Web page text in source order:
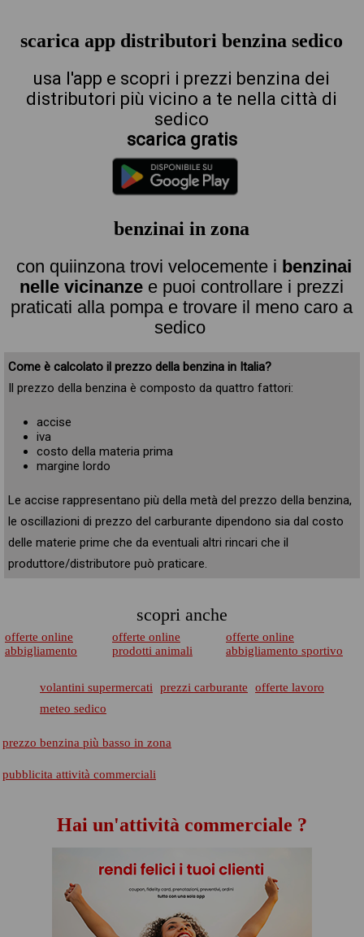
scarica app distributori benzina sedico
usa l'app e scopri i prezzi benzina dei
distributori più vicino a te nella città di
sedico
scarica gratis
benzinai in zona
con quiinzona trovi velocemente i benzinai
nelle vicinanze e puoi controllare i prezzi
praticati alla pompa e trovare il meno caro a
sedico
Come è calcolato il prezzo della benzina in Italia?
Il prezzo della benzina è composto da quattro fattori:
accise
iva
costo della materia prima
margine lordo
Le accise rappresentano più della metà del prezzo della benzina,
le oscillazioni di prezzo del carburante dipendono sia dal costo
delle materie prime che da eventuali altri rincari che il
produttore/distributore può praticare.
scopri anche
offerte online
abbigliamento
offerte online
prodotti animali
offerte online
abbigliamento sportivo
volantini supermercati prezzi carburante
offerte lavoro
meteo sedico
prezzo benzina più basso in zona
pubblicita attività commerciali
Hai un'attività commerciale ?